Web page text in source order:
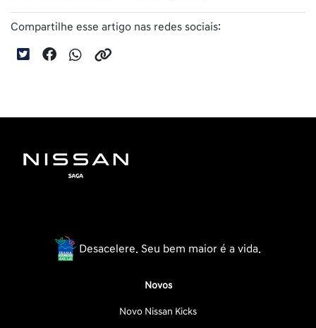
Compartilhe esse artigo nas redes sociais:
Desacelere. Seu bem maior é a vida.
Novos
Novo Nissan Kicks